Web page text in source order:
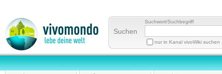
Suchen
Suchwort/Suchbegriff
nur in Kanal vivoWiki suchen